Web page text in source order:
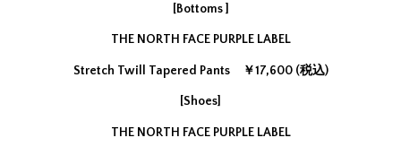
[Bottoms ]
THE NORTH FACE PURPLE LABEL
Stretch Twill Tapered Pants ￥17,600 (税込)
[Shoes]
THE NORTH FACE PURPLE LABEL